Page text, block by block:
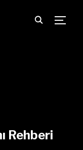
Rehberi